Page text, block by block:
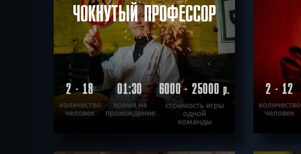
ЧОКНУТЫЙ ПРОФЕССОР
2 - 18
количество
человек
01:30
время на
прохождение
6000 - 25000р.
стоимость игры
одной
команды
2 - 12
количество
человек